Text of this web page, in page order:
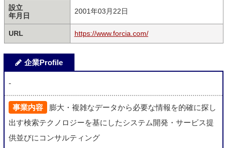
設立
年月日
2001年03月22日
URL https://www.forcia.com/
企業Profile
-
事業内容
膨大・複雑なデータから必要な情報を的確に探し
出す検索テクノロジーを基にしたシステム開発・サービス提
供並びにコンサルティング